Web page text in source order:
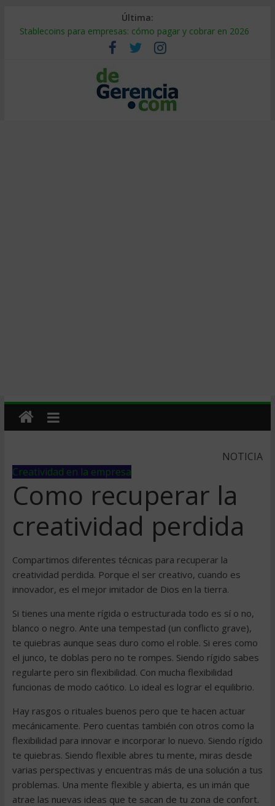
Última:
Stablecoins para empresas: cómo pagar y cobrar en 2026
Despido silencioso: qué es y por qué sale tan caro
IA en selección de personal: cómo auditarla a tiempo
Trabajo forzoso en la cadena de suministro: qué hacer
Mercado hispano de EE. UU.: cómo segmentarlo y venderle
NOTICIA
Creatividad en la empresa
Como recuperar la
creatividad perdida
Compartimos diferentes técnicas para recuperar la
creatividad perdida. Porque el ser creativo, cuando es
innovador, es el mejor imitador de Dios en la tierra.
Si tienes una mente rígida o estructurada todo es sí o no,
blanco o negro. Ante una tempestad (un conflicto grave),
te quiebras aunque seas duro como el roble. Si eres como
el junco, te doblas pero no te rompes. Siendo rígido sabes
regularte pero sin flexibilidad. Con mucha flexibilidad
funcionas de modo caótico. Lo ideal es lograr el equilibrio.
Hay rasgos o rituales buenos pero que te hacen actuar
mecánicamente. Pero cuentas también con otros como la
flexibilidad para innovar e incorporar lo nuevo. Siendo rígido
te quiebras. Siendo flexible abres tu mente, miras desde
varias perspectivas y encuentras más de una solución a tus
problemas. Una mente flexible y abierta, es un imán que
atrae las nuevas ideas que te sacan de tu zona de confort.